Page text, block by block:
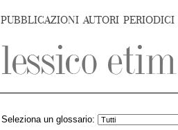
PUBBLICAZIONI AUTORI PERIODICI
Seleziona un glossario: